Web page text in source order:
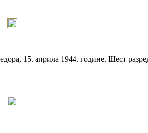
15. априла 1944. године. Шест